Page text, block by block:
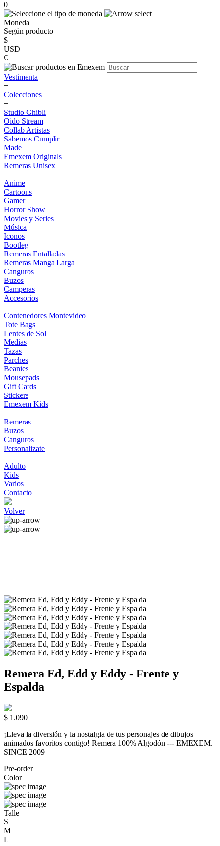
0
Moneda
Según producto
$
USD
€
Vestimenta
+
Colecciones
+
Studio Ghibli
Oido Stream
Collab Artistas
Sabemos Cumplir
Made
Emexem Originals
Remeras Unisex
+
Anime
Cartoons
Gamer
Horror Show
Movies y Series
Música
Iconos
Bootleg
Remeras Entalladas
Remeras Manga Larga
Canguros
Buzos
Camperas
Accesorios
+
Contenedores Montevideo
Tote Bags
Lentes de Sol
Medias
Tazas
Parches
Beanies
Mousepads
Gift Cards
Stickers
Emexem Kids
+
Remeras
Buzos
Canguros
Personalizate
+
Adulto
Kids
Varios
Contacto
Volver
Remera Ed, Edd y Eddy - Frente y
Espalda
$ 1.090
¡Lleva la diversión y la nostalgia de tus personajes de dibujos
animados favoritos contigo! Remera 100% Algodón --- EMEXEM.
SINCE 2009
Pre-order
Color
Talle
S
M
L